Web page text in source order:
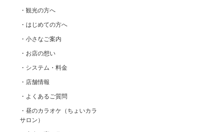
・観光の方へ
・はじめての方へ
・小さなご案内
・お店の想い
・システム・料金
・店舗情報
・よくあるご質問
・昼のカラオケ（ちょいカラ
サロン）